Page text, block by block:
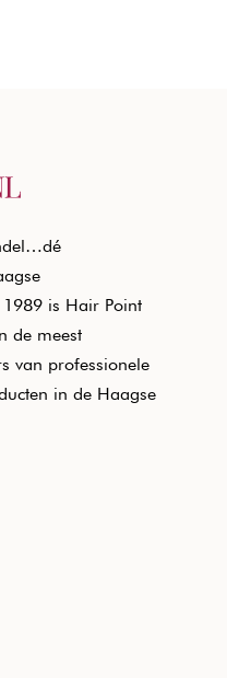
is Hair Point
de meest
van professionele
in de Haagse